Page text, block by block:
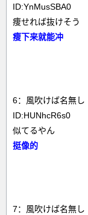
ID:YnMusSBA0
痩せれば抜けそう
瘦下来就能冲
6：風吹けば名無し
ID:HUNhcR6s0
似てるやん
挺像的
7：風吹けば名無し